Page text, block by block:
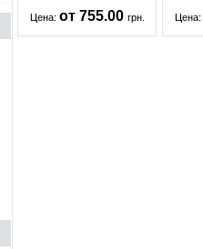
Цена: от 755.00 грн. Цена: